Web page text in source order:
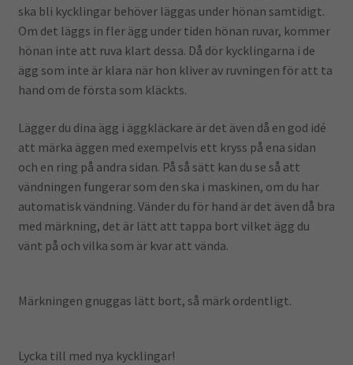
ska bli kycklingar behöver läggas under hönan samtidigt.
Om det läggs in fler ägg under tiden hönan ruvar, kommer
hönan inte att ruva klart dessa. Då dör kycklingarna i de
ägg som inte är klara när hon kliver av ruvningen för att ta
hand om de första som kläckts.
Lägger du dina ägg i äggkläckare är det även då en god idé
att märka äggen med exempelvis ett kryss på ena sidan
och en ring på andra sidan. På så sätt kan du se så att
vändningen fungerar som den ska i maskinen, om du har
automatisk vändning. Vänder du för hand är det även då bra
med märkning, det är lätt att tappa bort vilket ägg du
vänt på och vilka som är kvar att vända.
Märkningen gnuggas lätt bort, så märk ordentligt.
Lycka till med nya kycklingar!